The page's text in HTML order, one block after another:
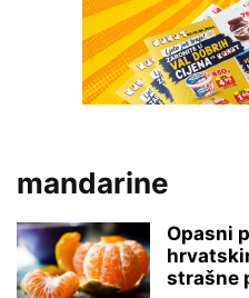
mandarine
Opasni
strašne